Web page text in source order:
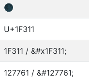
🌑
U+1F311
1F311 / &#x1F311;
127761 / &#127761;